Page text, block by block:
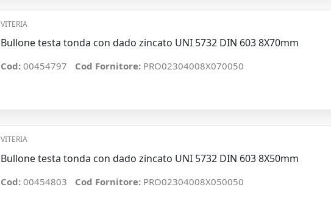
VITERIA
Bullone testa tonda con dado zincato UNI 5732 DIN 603 8X70mm
Cod: 00454797 Cod Fornitore: PRO02304008X070050
VITERIA
Bullone testa tonda con dado zincato UNI 5732 DIN 603 8X50mm
Cod: 00454803 Cod Fornitore: PRO02304008X050050